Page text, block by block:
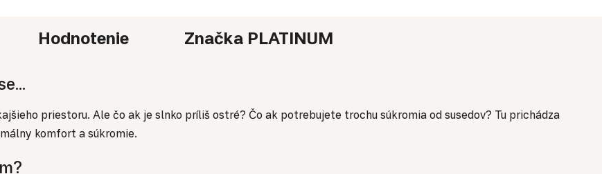
Hodnotenie Značka PLATINUM
priestoru. Ale čo ak je slnko príliš ostré? Čo ak potrebujete trochu súkromia od susedov? Tu prichádza
komfort a súkromie.